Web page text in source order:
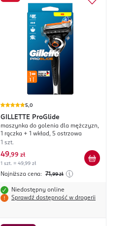
5,0
GILLETTE ProGlide
maszynka do golenia dla mężczyzn,
1 rączka + 1 wkład, 5 ostrzowa
1 szt.
49,99 zł
1 szt. = 49,99 zł
Najniższa cena: 71,99 zł
Niedostępny online
Sprawdź dostępność w drogerii